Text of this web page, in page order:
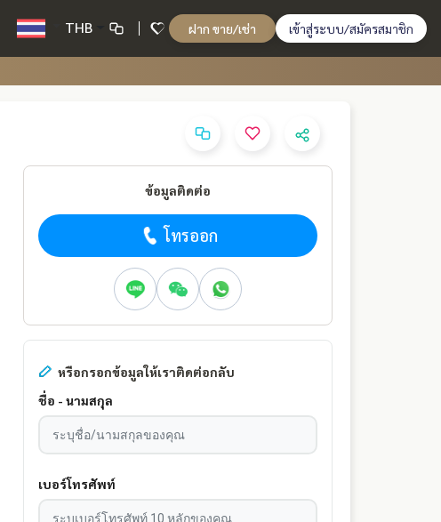
THB ฝาก ขาย/เช่า เข้าสู่ระบบ/สมัครสมาชิก
ข้อมูลติดต่อ
โทรออก
หรือกรอกข้อมูลให้เราติดต่อกลับ
ชื่อ - นามสกุล
เบอร์โทรศัพท์